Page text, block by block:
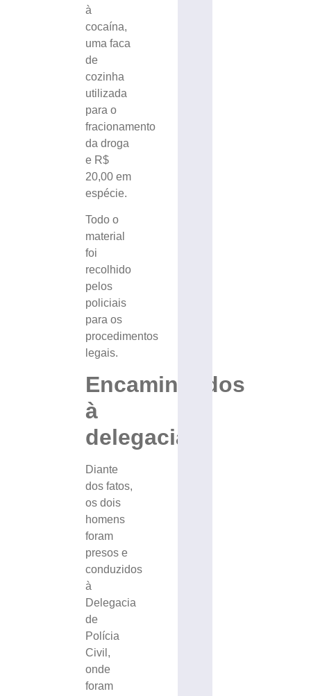
à
cocaína,
uma faca
de
cozinha
utilizada
para o
fracionamento
da droga
e R$
20,00 em
espécie.
Todo o
material
foi
recolhido
pelos
policiais
para os
procedimentos
legais.
Encaminhados
à
delegacia
Diante
dos fatos,
os dois
homens
foram
presos e
conduzidos
à
Delegacia
de
Polícia
Civil,
onde
foram